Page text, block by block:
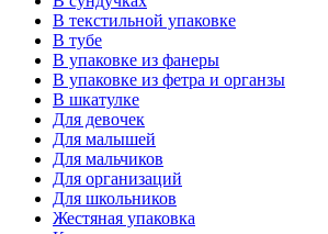
В текстильной упаковке
В тубе
В упаковке из фанеры
В упаковке из фетра и органзы
В шкатулке
Для девочек
Для малышей
Для мальчиков
Для организаций
Для школьников
Жестяная упаковка